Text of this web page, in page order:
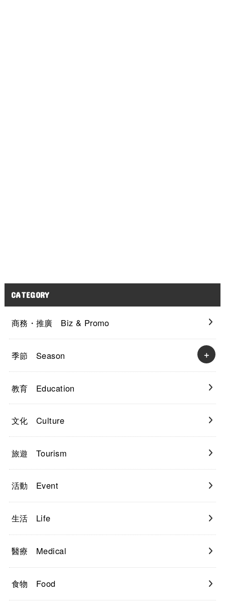
CATEGORY
商務・推廣 Biz & Promo
季節 Season
教育 Education
文化 Culture
旅遊 Tourism
活動 Event
生活 Life
醫療 Medical
食物 Food